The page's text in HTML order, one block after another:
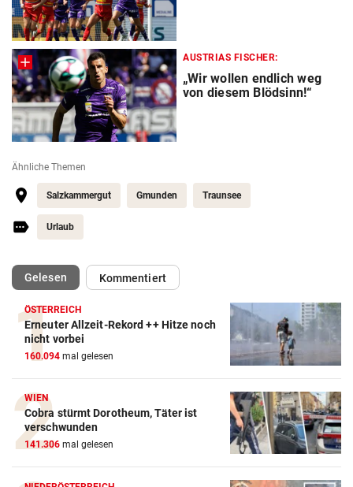
AUSTRIAS FISCHER:
„Wir wollen endlich weg
von diesem Blödsinn!“
Ähnliche Themen
Salzkammergut Gmunden Traunsee
Urlaub
Gelesen(ausgewählt)Kommentiert
ÖSTERREICH
Erneuter Allzeit-Rekord ++ Hitze noch
nicht vorbei
160.094 mal gelesen
WIEN
Cobra stürmt Dorotheum, Täter ist
verschwunden
141.306 mal gelesen
Action-Cam Vergleich
ZUM VERGLEICH
Crosstrainer Vergleich
ZUM VERGLEICH
E-Bike Vergleich